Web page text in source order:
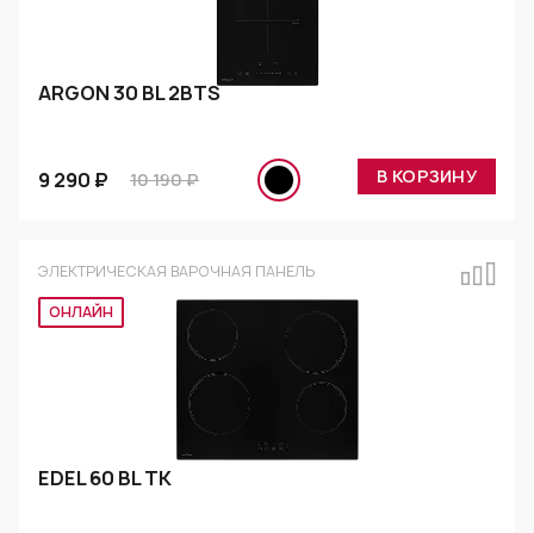
ARGON 30 BL 2BTS
9 290 ₽ 10 190 ₽ В КОРЗИНУ
ЭЛЕКТРИЧЕСКАЯ ВАРОЧНАЯ ПАНЕЛЬ
Эксклюзив
EDEL 60 BL TK